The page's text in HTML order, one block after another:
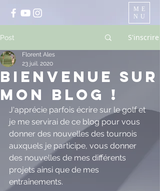
ME
NU
Post S'inscrire
Bienvenue sur
mon blog !
Florent Ales
23 juil. 2020
J'apprécie parfois écrire sur le golf et
je me servirai de ce blog pour vous
donner des nouvelles des tournois
auxquels je participe, vous donner
des nouvelles de mes différents
projets ainsi que de mes
entraînements.